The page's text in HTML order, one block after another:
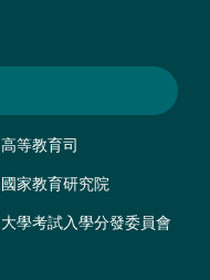
高等教育司
國家教育研究院
大學考試入學分發委員會